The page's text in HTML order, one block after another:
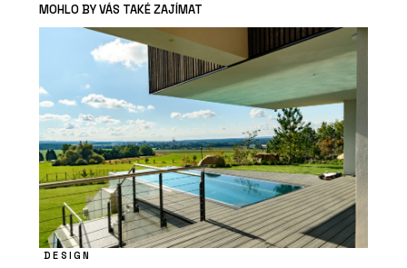
MOHLO BY VÁS TAKÉ ZAJÍMAT
DESIGN